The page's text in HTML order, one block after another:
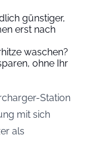
günstiger,
erst nach
waschen?
ohne Ihr
Station
mit sich
als